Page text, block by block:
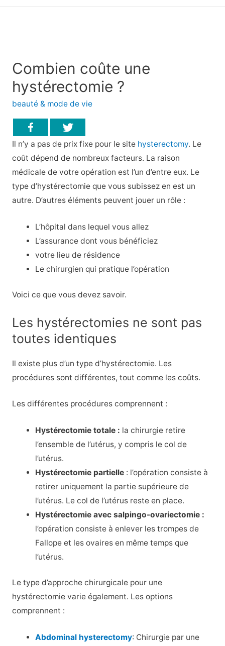
Combien coûte une
hystérectomie ?
beauté & mode de vie
Il n’y a pas de prix fixe pour le site hysterectomy. Le
coût dépend de nombreux facteurs. La raison
médicale de votre opération est l’un d’entre eux. Le
type d’hystérectomie que vous subissez en est un
autre. D’autres éléments peuvent jouer un rôle :
L’hôpital dans lequel vous allez
L’assurance dont vous bénéficiez
votre lieu de résidence
Le chirurgien qui pratique l’opération
Voici ce que vous devez savoir.
Les hystérectomies ne sont pas
toutes identiques
Il existe plus d’un type d’hystérectomie. Les
procédures sont différentes, tout comme les coûts.
Les différentes procédures comprennent :
Hystérectomie totale : la chirurgie retire
l’ensemble de l’utérus, y compris le col de
l’utérus.
Hystérectomie partielle : l’opération consiste à
retirer uniquement la partie supérieure de
l’utérus. Le col de l’utérus reste en place.
Hystérectomie avec salpingo-ovariectomie :
l’opération consiste à enlever les trompes de
Fallope et les ovaires en même temps que
l’utérus.
Le type d’approche chirurgicale pour une
hystérectomie varie également. Les options
comprennent :
Abdominal hysterectomy: Chirurgie par une